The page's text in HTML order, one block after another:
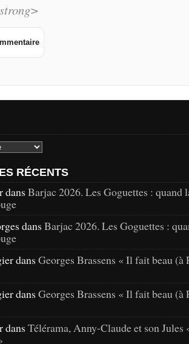
RÉCENTS
dans Barjac 2026. Les Goguettes : quand
dans Barjac 2026. Les Goguettes :
dans Georges Brassens « Il fait beau (à
dans Georges Brassens « Il fait beau (à
dans Télérama, Anny-Claude et son Jules